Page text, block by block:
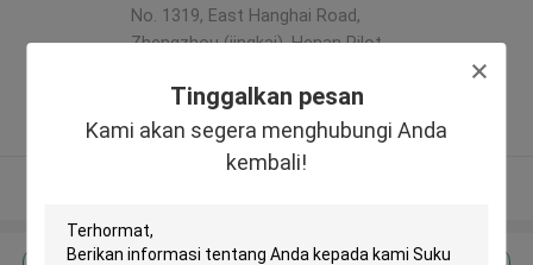
Tinggalkan pesan
Kami akan segera menghubungi Anda
kembali!
No. 1319, East Hanghai Road,
Zhengzhou (jingkai), Henan Pilot
Diverifikasi pemasok